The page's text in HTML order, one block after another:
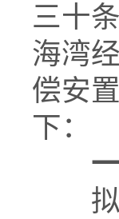
三十
海湾
偿安
下：
拟征